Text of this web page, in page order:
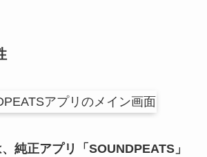
純正アプリ「SOUNDPEATS」